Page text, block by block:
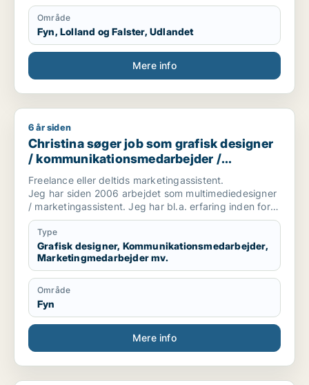
Område
Fyn, Lolland og Falster, Udlandet
Mere info
Christina søger job som grafisk designer /
6 år siden
Christina søger job som grafisk designer
/ kommunikationsmedarbejder /
marketingmedarbejder / kreativ
medarbejder
Freelance eller deltids marketingassistent.
Jeg har siden 2006 arbejdet som multimediedesigner
/ marketingassistent. Jeg har bl.a. erfaring inden for
brancher som byggeri, smykker og miljø.
Type
Grafisk designer, Kommunikationsmedarbejder,
Marketingmedarbejder mv.
Område
Fyn
Mere info